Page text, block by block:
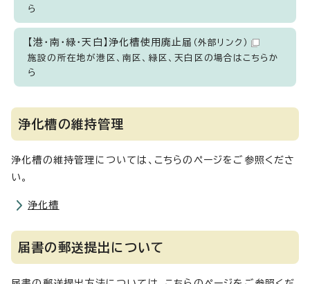
ら
【港・南・緑・天白】浄化槽使用廃止届 （外部リンク）
施設の所在地が港区、南区、緑区、天白区の場合はこちらか
ら
浄化槽の維持管理
浄化槽の維持管理については、こちらのページをご参照くださ
い。
浄化槽
届書の郵送提出について